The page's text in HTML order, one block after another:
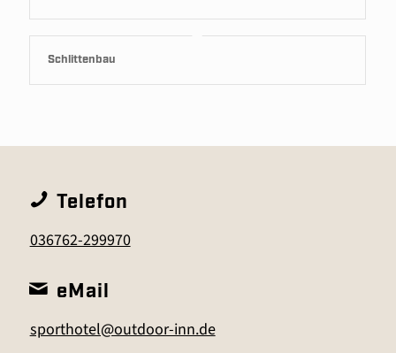
Schlittenbau
Telefon
036762-299970
eMail
sporthotel@outdoor-inn.de